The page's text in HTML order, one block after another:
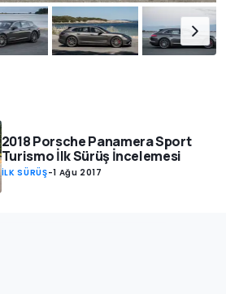
2018 Porsche Panamera Sport
Turismo İlk Sürüş İncelemesi
İLK SÜRÜŞ-1 Ağu 2017